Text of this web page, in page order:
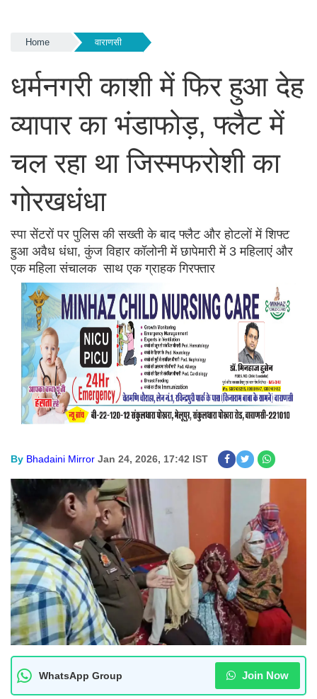
Home वाराणसी
धर्मनगरी काशी में फिर हुआ देह
व्यापार का भंडाफोड़, फ्लैट में
चल रहा था जिस्मफरोशी का
गोरखधंधा
स्पा सेंटरों पर पुलिस की सख्ती के बाद फ्लैट और होटलों में शिफ्ट
हुआ अवैध धंधा, कुंज विहार कॉलोनी में छापेमारी में 3 महिलाएं और
एक महिला संचालक साथ एक ग्राहक गिरफ्तार
By Bhadaini Mirror Jan 24, 2026, 17:42 IST
WhatsApp Group Join Now